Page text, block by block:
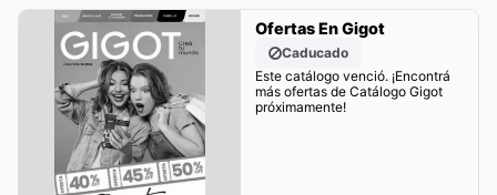
Ofertas En Gigot
Caducado
Este catálogo venció. ¡Encontrá
más ofertas de Catálogo Gigot
próximamente!